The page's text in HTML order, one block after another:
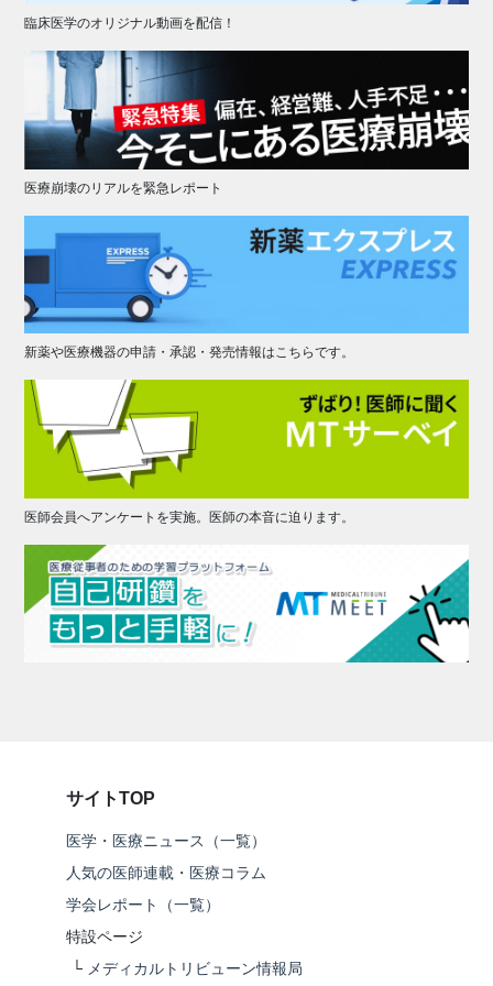
臨床医学のオリジナル動画を配信！
医療崩壊のリアルを緊急レポート
新薬や医療機器の申請・承認・発売情報はこちらです。
医師会員へアンケートを実施。医師の本音に迫ります。
サイトTOP
医学・医療ニュース（一覧）
人気の医師連載・医療コラム
学会レポート（一覧）
特設ページ
└ メディカルトリビューン情報局